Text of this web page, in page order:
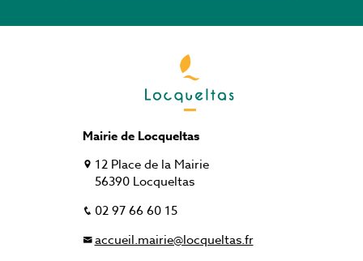
Mairie de Locqueltas
12 Place de la Mairie
56390 Locqueltas
02 97 66 60 15
accueil.mairie@locqueltas.fr